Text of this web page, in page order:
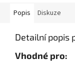
Popis Diskuze
Detailní popis
Vhodné pro: